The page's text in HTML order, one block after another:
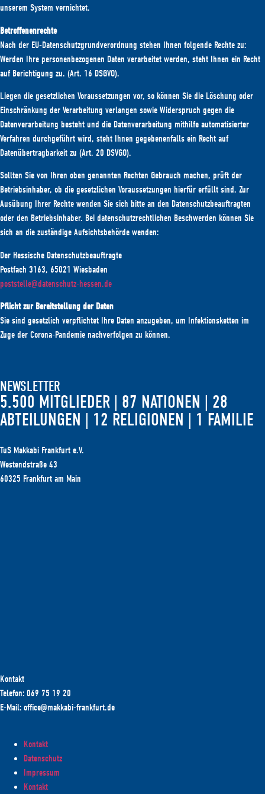
unserem System vernichtet.
Betroffenenrechte
Nach der EU-Datenschutzgrundverordnung stehen Ihnen folgende Rechte zu:
Werden Ihre personenbezogenen Daten verarbeitet werden, steht Ihnen ein Recht
auf Berichtigung zu. (Art. 16 DSGVO).
Liegen die gesetzlichen Voraussetzungen vor, so können Sie die Löschung oder
Einschränkung der Verarbeitung verlangen sowie Widerspruch gegen die
Datenverarbeitung besteht und die Datenverarbeitung mithilfe automatisierter
Verfahren durchgeführt wird, steht Ihnen gegebenenfalls ein Recht auf
Datenübertragbarkeit zu (Art. 20 DSVGO).
Sollten Sie von Ihren oben genannten Rechten Gebrauch machen, prüft der
Betriebsinhaber, ob die gesetzlichen Voraussetzungen hierfür erfüllt sind. Zur
Ausübung Ihrer Rechte wenden Sie sich bitte an den Datenschutzbeauftragten
oder den Betriebsinhaber. Bei datenschutzrechtlichen Beschwerden können Sie
sich an die zuständige Aufsichtsbehörde wenden:
Der Hessische Datenschutzbeauftragte
Postfach 3163, 65021 Wiesbaden
poststelle@datenschutz-hessen.de
Pflicht zur Bereitstellung der Daten
Sie sind gesetzlich verpflichtet Ihre Daten anzugeben, um Infektionsketten im
Zuge der Corona-Pandemie nachverfolgen zu können.
NEWSLETTER
5.500 MITGLIEDER | 87 NATIONEN | 28
ABTEILUNGEN | 12 RELIGIONEN | 1 FAMILIE
TuS Makkabi Frankfurt e.V.
Westendstraße 43
60325 Frankfurt am Main
Kontakt
Telefon: 069 75 19 20
E-Mail: office@makkabi-frankfurt.de
Kontakt
Datenschutz
Impressum
Kontakt